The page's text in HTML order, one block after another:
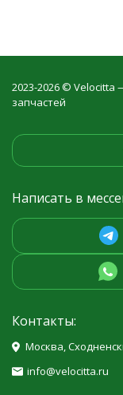
2023-2026 ©
запчастей
Написать в
Контакты:
Москва,
info@velocitta.ru